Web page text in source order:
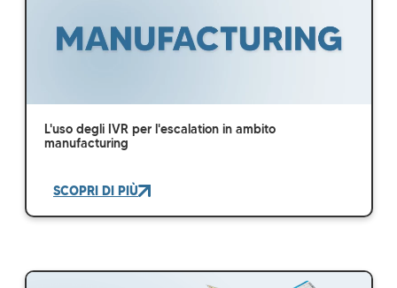
L'uso degli IVR per l'escalation in ambito
manufacturing
SCOPRI DI PIÙ